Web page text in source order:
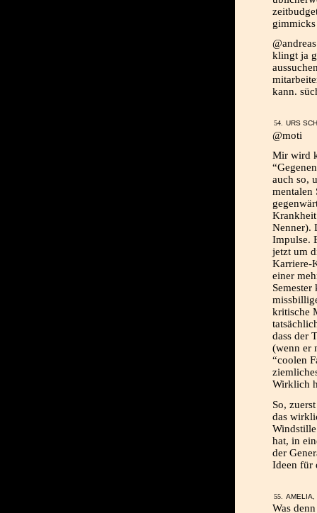
klingt ja
kann.
URS
@moti
Mir wird
auch so,
mentalen
Nenner).
Impulse.
jetzt um
Karriere-
einer
kritische
dass der
(wenn er
“coolen
Wirklich
So,
das
hat, in
der
Ideen für
Was